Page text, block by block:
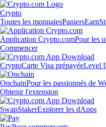
Crypto
Toutes les monnaiesPaniersEarn
Application Crypto.comPour les
Commencer
CryptoCarte Visa prépayéeLevel
OnchainPour les passionnés de
Obtenir l'extension
SwapStakerExplorer les dApps